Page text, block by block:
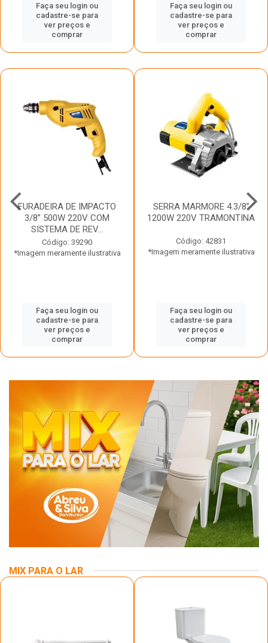
Faça seu login ou
cadastre-se para
ver preços e
comprar
Faça seu login ou
cadastre-se para
ver preços e
comprar
FURADEIRA DE IMPACTO
3/8” 500W 220V COM
SISTEMA DE REV...
Código: 39290
*Imagem meramente ilustrativa
Faça seu login ou
cadastre-se para
ver preços e
comprar
SERRA MARMORE 4.3/8”
1200W 220V TRAMONTINA
Código: 42831
*Imagem meramente ilustrativa
Faça seu login ou
cadastre-se para
ver preços e
comprar
MIX PARA O LAR